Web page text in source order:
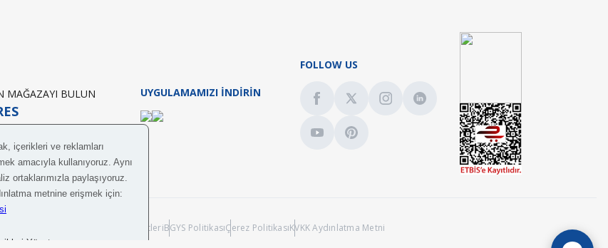
dileriz.
MAĞAZAYI BULUN UYGULAMAMIZI İNDİRİN
FOLLOW US
Bilgi Toplumu HizmetleriBGYS PolitikasıÇerez PolitikasıKVKK Aydınlatma Metni